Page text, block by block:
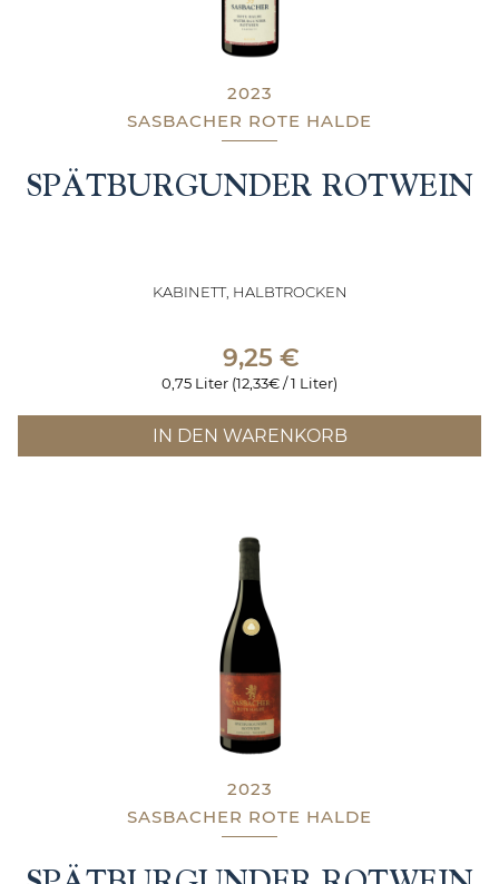
2023
SASBACHER ROTE HALDE
SPÄTBURGUNDER ROTWEIN
KABINETT, HALBTROCKEN
9,25 €
0,75 Liter (12,33€ / 1 Liter)
IN DEN WARENKORB
2023
SASBACHER ROTE HALDE